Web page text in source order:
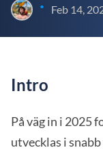
• Feb 14,
Intro
På väg in i 2025
utvecklas i